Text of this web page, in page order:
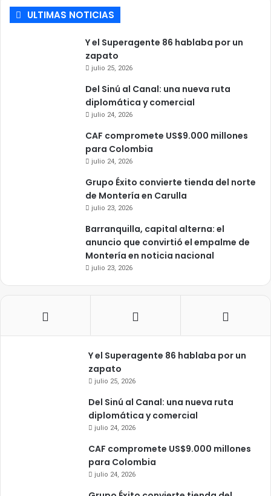
ULTIMAS NOTICIAS
Y el Superagente 86 hablaba por un
zapato
julio 25, 2026
Del Sinú al Canal: una nueva ruta
diplomática y comercial
julio 24, 2026
CAF compromete US$9.000 millones
para Colombia
julio 24, 2026
Grupo Éxito convierte tienda del norte
de Montería en Carulla
julio 23, 2026
Barranquilla, capital alterna: el
anuncio que convirtió el empalme de
Montería en noticia nacional
julio 23, 2026
Y el Superagente 86 hablaba por un
zapato
julio 25, 2026
Del Sinú al Canal: una nueva ruta
diplomática y comercial
julio 24, 2026
CAF compromete US$9.000 millones
para Colombia
julio 24, 2026